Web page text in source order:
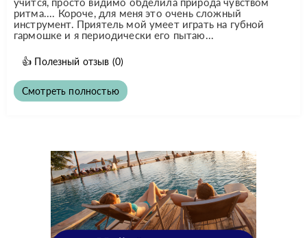
ритма.... Короче, для меня это очень сложный
инструмент. Приятель мой умеет играть на губной
гармошке и я периодически его пытаю...
👍 Полезный отзыв (0)
Смотреть полностью